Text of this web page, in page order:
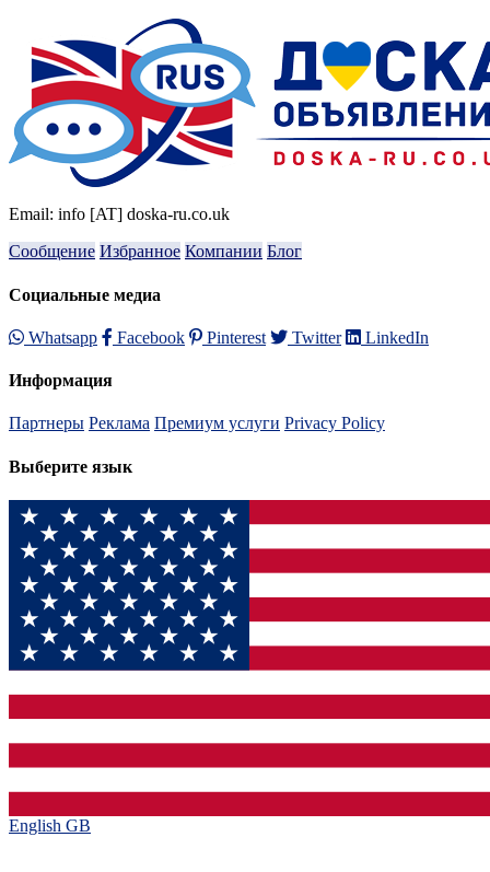
Email: info [AT] doska-ru.co.uk
Сообщение Избранное Компании Блог
Социальные медиа
Whatsapp Facebook Pinterest Twitter LinkedIn
Информация
Партнеры Реклама Премиум услуги Privacy Policy
Выберите язык
English GB‎